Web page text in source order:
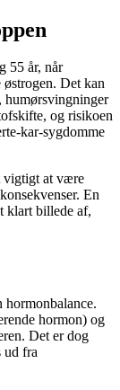
55 år, når
østrogen. Det kan
humørsvingninger
og risikoen
kar-sygdomme
vigtigt at være
En
klart billede af,
hormon) og
Det er dog
ud fra